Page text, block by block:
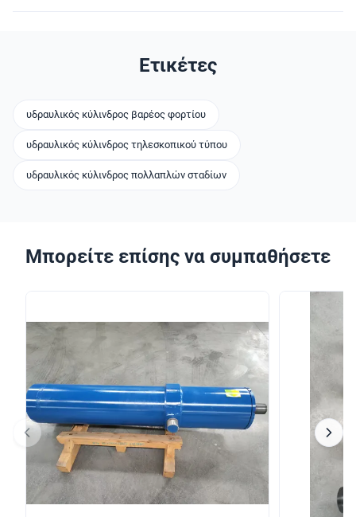
Ετικέτες
υδραυλικός κύλινδρος βαρέος φορτίου
υδραυλικός κύλινδρος τηλεσκοπικού τύπου
υδραυλικός κύλινδρος πολλαπλών σταδίων
Μπορείτε επίσης να συμπαθήσετε